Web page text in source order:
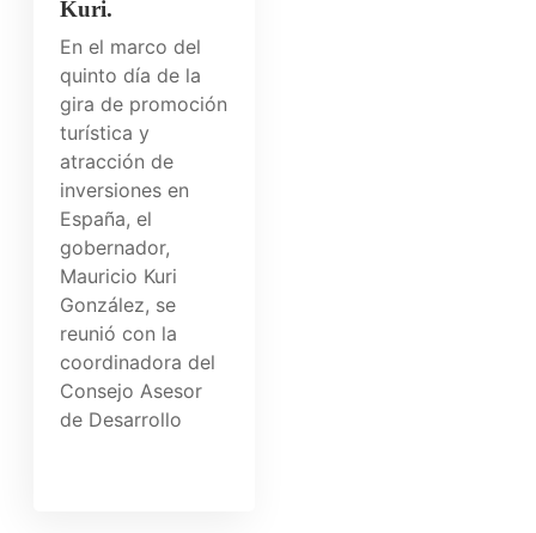
Kuri.
En el marco del
quinto día de la
gira de promoción
turística y
atracción de
inversiones en
España, el
gobernador,
Mauricio Kuri
González, se
reunió con la
coordinadora del
Consejo Asesor
de Desarrollo